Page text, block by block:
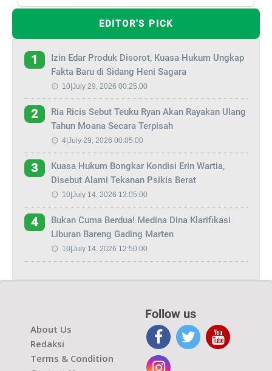
EDITOR'S PICK
1
Izin Edar Produk Disorot, Kuasa Hukum Ungkap
Fakta Baru di Sidang Heni Sagara
10|July 29, 2026 00:25:00
2
Ria Ricis Sebut Teuku Ryan Akan Rayakan Ulang
Tahun Moana Secara Terpisah
4|July 29, 2026 00:05:00
3
Kuasa Hukum Bongkar Kondisi Erin Wartia,
Disebut Alami Tekanan Psikis Berat
10|July 14, 2026 13:05:00
4
Bukan Cuma Berdua! Medina Dina Klarifikasi
Liburan Bareng Gading Marten
10|July 14, 2026 12:50:00
About Us
Redaksi
Terms & Condition
Follow us